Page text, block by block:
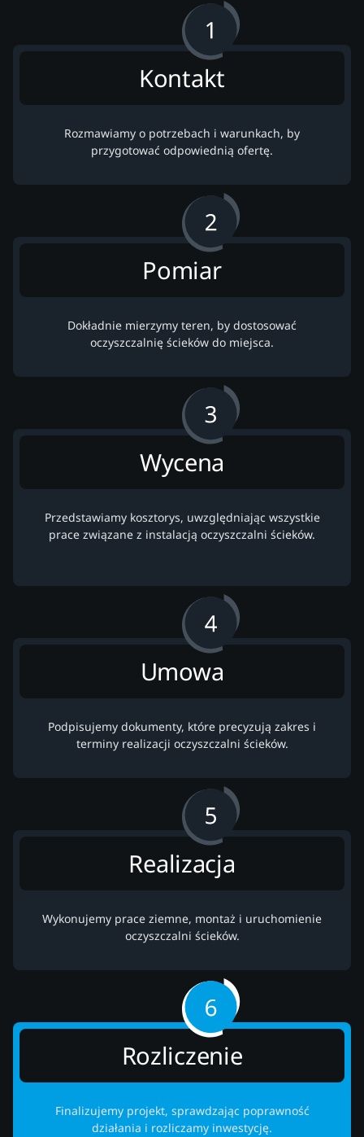
Kontakt
Rozmawiamy o potrzebach i warunkach, by
przygotować odpowiednią ofertę.
Pomiar
Dokładnie mierzymy teren, by dostosować
oczyszczalnię ścieków do miejsca.
Wycena
Przedstawiamy kosztorys, uwzględniając wszystkie
prace związane z instalacją oczyszczalni ścieków.
Umowa
Podpisujemy dokumenty, które precyzują zakres i
terminy realizacji oczyszczalni ścieków.
Realizacja
Wykonujemy prace ziemne, montaż i uruchomienie
oczyszczalni ścieków.
Rozliczenie
Finalizujemy projekt, sprawdzając poprawność
działania i rozliczamy inwestycję.